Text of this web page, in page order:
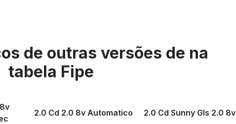
de outras versões de na
tabela Fipe
2.0 Cd 2.0 8v Automatico 2.0 Cd Sunny Gls 2.0 8v